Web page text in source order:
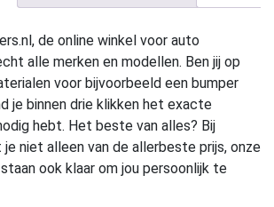
de online winkel voor auto
alle merken en modellen. Ben jij op
voor bijvoorbeeld een bumper
je binnen drie klikken het exacte
hebt. Het beste van alles? Bij
je niet alleen van de allerbeste prijs, onze
ook klaar om jou persoonlijk te